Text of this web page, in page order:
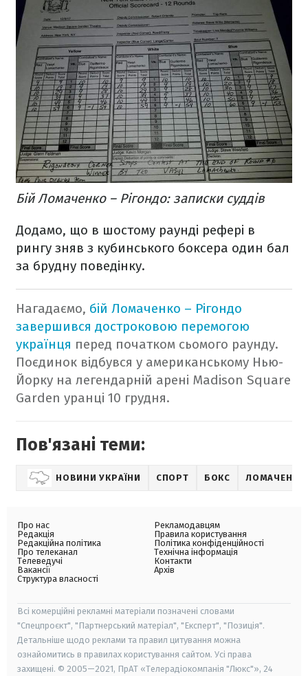
Бій Ломаченко – Рігондо: записки суддів
Додамо, що в шостому раунді рефері в
рингу зняв з кубинського боксера один бал
за брудну поведінку.
Нагадаємо, бій Ломаченко – Рігондо
завершився достроковою перемогою
українця перед початком сьомого раунду.
Поєдинок відбувся у американському Нью-
Йорку на легендарній арені Madison Square
Garden уранці 10 грудня.
Пов'язані теми:
НОВИНИ УКРАЇНИ СПОРТ БОКС ЛОМАЧЕНКО
Про нас
Редакція
Редакційна політика
Про телеканал
Телеведучі
Вакансії
Структура власності
Рекламодавцям
Правила користування
Політика конфіденційності
Технічна інформація
Контакти
Архів
Всі комерційні рекламні матеріали позначені словами
"Спецпроєкт", "Партнерський матеріал", "Експерт", "Позиція".
Детальніше щодо реклами та правил цитування можна
ознайомитись в правилах користування сайтом. Усі права
захищені. © 2005—2021, ПрАТ «Телерадіокомпанія "Люкс"», 24